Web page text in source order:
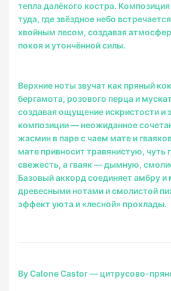
тепла далёкого костра.
туда, где звёздное небо
хвойным лесом, создавая
покоя и утончённой силы.
Верхние ноты звучат как пряный
бергамота, розового перца и
создавая ощущение искристости и
композиции — неожиданное
жасмин в паре с чаем мате и
мате привносит травянистую, чуть
свежесть, а гваяк — дымную,
Базовый аккорд соединяет амбру и
древесными нотами и смолистой
эффект уюта и «лесной» прохлады.
By Calone Castor — цитрусово-